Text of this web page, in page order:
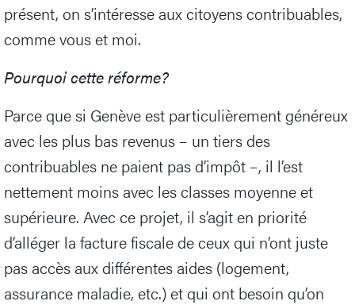
présent, on s’intéresse aux citoyens contribuables,
comme vous et moi.
Pourquoi cette réforme?
Parce que si Genève est particulièrement généreux
avec les plus bas revenus – un tiers des
contribuables ne paient pas d’impôt –, il l’est
nettement moins avec les classes moyenne et
supérieure. Avec ce projet, il s’agit en priorité
d’alléger la facture fiscale de ceux qui n’ont juste
pas accès aux différentes aides (logement,
assurance maladie, etc.) et qui ont besoin qu’on